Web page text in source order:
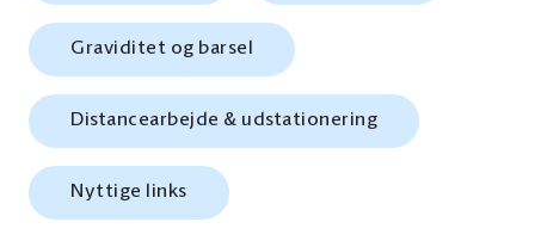
Graviditet og barsel
Distancearbejde & udstationering
Nyttige links